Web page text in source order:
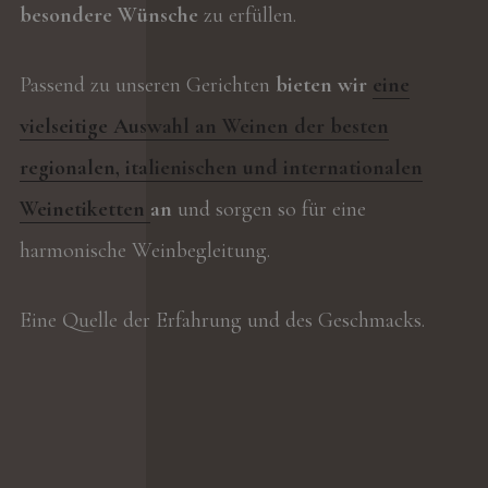
besondere Wünsche zu erfüllen.
Passend zu unseren Gerichten bieten wir eine
vielseitige Auswahl an Weinen der besten
regionalen, italienischen und internationalen
Weinetiketten an und sorgen so für eine
harmonische Weinbegleitung.
Eine Quelle der Erfahrung und des Geschmacks.